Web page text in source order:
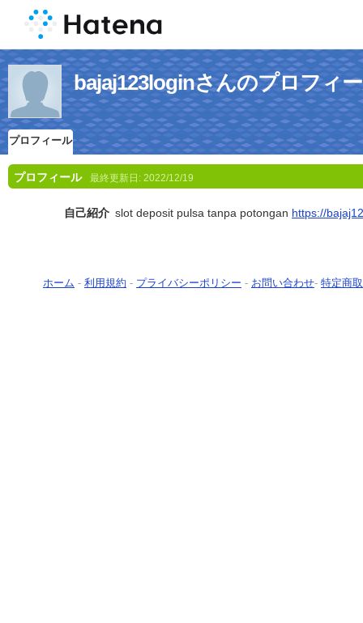
bajaj123loginさんのプロフィ
プロフィール
プロフィール 最終更新日: 2022/12/19
自己紹介 slot deposit pulsa tanpa potongan https://
ホーム - 利用規約 - プライバシーポリシー - お問い合わせ- 特定商